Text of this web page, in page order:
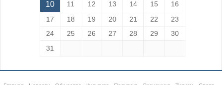
10
11 12 13 14 15
16
17
18 19 20 21 22
23
24
25 26 27 28 29
30
31